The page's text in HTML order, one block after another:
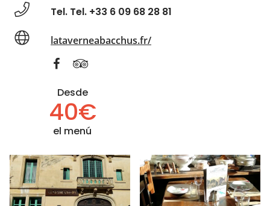
Tel. Tel. +33 6 09 68 28 81
lataverneabacchus.fr/
Desde
40€
el menú